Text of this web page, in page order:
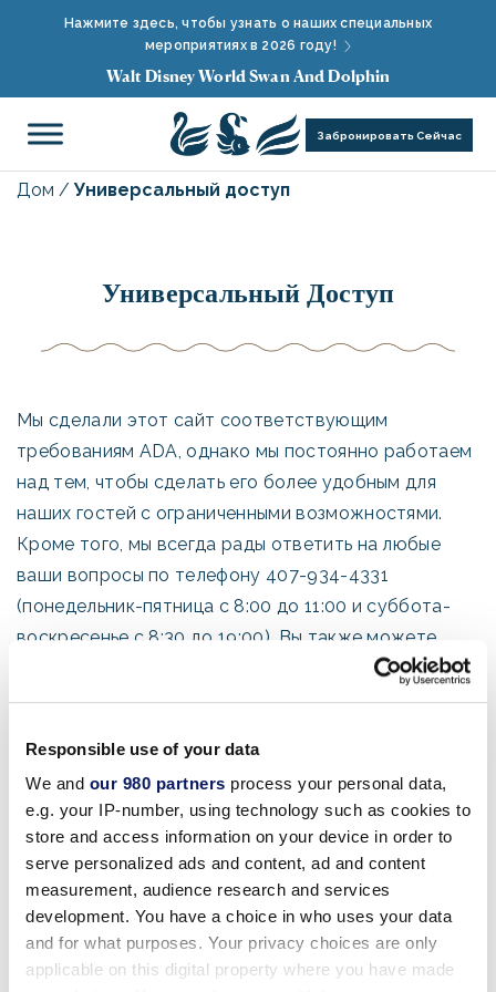
Responsible use of your data
We and our 980 partners process your personal data,
e.g. your IP-number, using technology such as cookies to
store and access information on your device in order to
serve personalized ads and content, ad and content
measurement, audience research and services
development. You have a choice in who uses your data
and for what purposes. Your privacy choices are only
applicable on this digital property where you have made
Нажмите здесь, чтобы узнать о наших специальных
мероприятиях в 2026 году!
Walt Disney World Swan And Dolphin
Забронировать Сейчас
Дом /Универсальный доступ
Универсальный Доступ
Мы сделали этот сайт соответствующим
требованиям ADA, однако мы постоянно работаем
над тем, чтобы сделать его более удобным для
наших гостей с ограниченными возможностями.
Кроме того, мы всегда рады ответить на любые
ваши вопросы по телефону 407-934-4331
(понедельник-пятница с 8:00 до 11:00 и суббота-
воскресенье с 8:30 до 19:00). Вы также можете
оставить сообщение, и мы вам перезвоним. Или,
если вы предпочитаете написать нам, пожалуйста,
ADA@swandolphin.com Несмотря на наши усилия,
если вы все же обнаружите проблему
доступности на любой странице нашего сайта,
пожалуйста, напишите нам по адресу
ADA@swandolphin.com, так как мы хотим
оперативно устранять проблемы.